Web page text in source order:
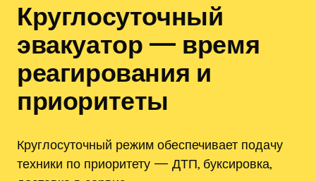
Круглосуточный
эвакуатор — время
реагирования и
приоритеты
Круглосуточный режим обеспечивает подачу
техники по приоритету — ДТП, буксировка,